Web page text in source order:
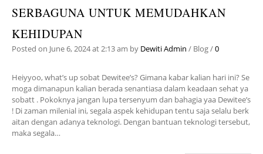
SERBAGUNA UNTUK MEMUDAHKAN
KEHIDUPAN
Posted on June 6, 2024at 2:13 am by Dewiti Admin / Blog/0
Heiyyoo, what’s up sobat Dewitee’s? Gimana kabar kalian hari ini? Se
moga dimanapun kalian berada senantiasa dalam keadaan sehat ya
sobatt . Pokoknya jangan lupa tersenyum dan bahagia yaa Dewitee’s
! Di zaman milenial ini, segala aspek kehidupan tentu saja selalu berk
aitan dengan adanya teknologi. Dengan bantuan teknologi tersebut,
maka segala…